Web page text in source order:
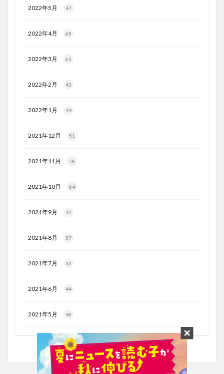
2022年5月 47
2022年4月 65
2022年3月 65
2022年2月 43
2022年1月 49
2021年12月 51
2021年11月 58
2021年10月 64
2021年9月 42
2021年8月 57
2021年7月 43
2021年6月 44
2021年5月 48